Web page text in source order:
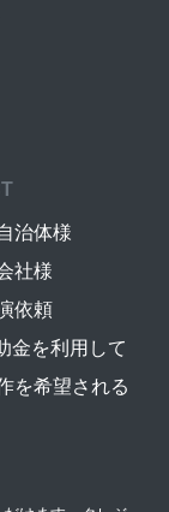
治体様
社様
依頼
金を利用して
を希望される